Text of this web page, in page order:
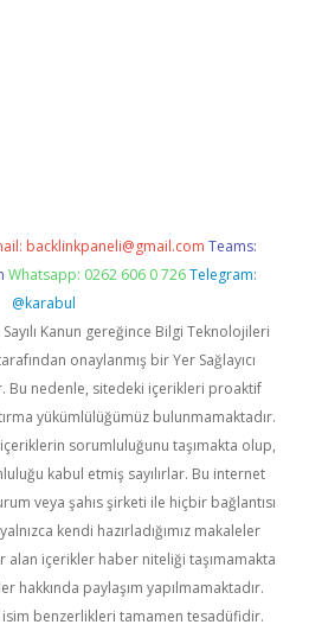
backlinkpaneli@gmail.com Teams:
Whatsapp: 0262 606 0 726 Telegram:
@karabul
Kanun gereğince Bilgi Teknolojileri
onaylanmış bir Yer Sağlayıcı
Bu nedenle, sitedeki içerikleri proaktif
yükümlülüğümüz bulunmamaktadır.
sorumluluğunu taşımakta olup,
kabul etmiş sayılırlar. Bu internet
veya şahıs şirketi ile hiçbir bağlantısı
kendi hazırladığımız makaleler
alan içerikler haber niteliği taşımamakta
hakkında paylaşım yapılmamaktadır.
benzerlikleri tamamen tesadüfidir.